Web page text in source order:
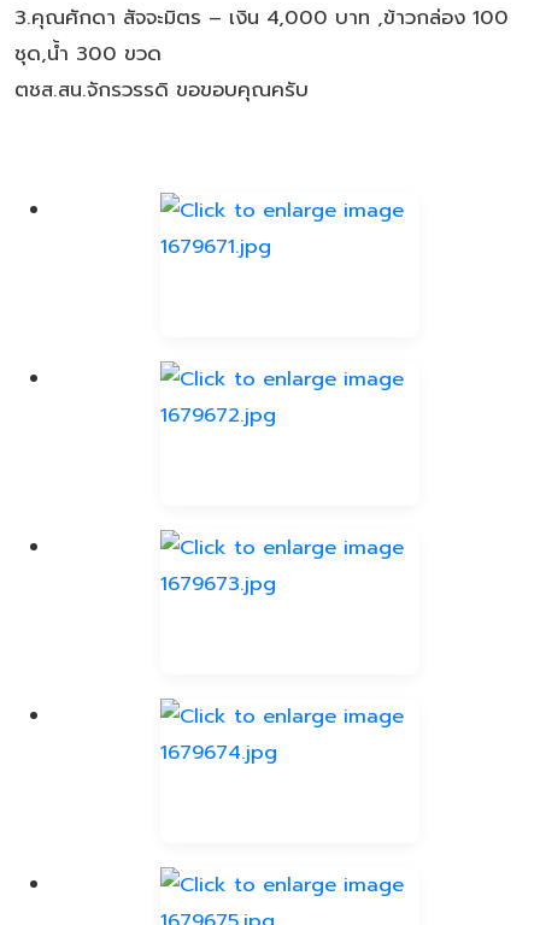
3.คุณศักดา สัจจะมิตร – เงิน 4,000 บาท ,ข้าวกล่อง 100
ชุด,น้ำ 300 ขวด
ตชส.สน.จักรวรรดิ ขอขอบคุณครับ